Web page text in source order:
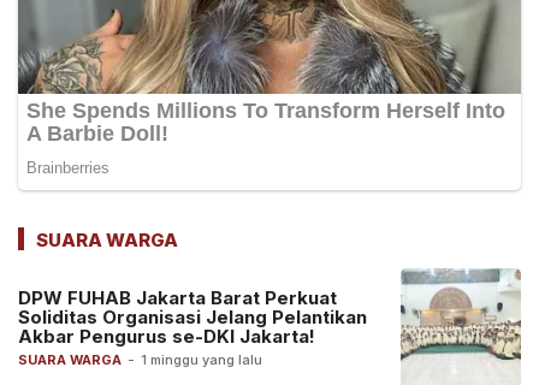
SUARA WARGA
SUARA WARGA - 1 minggu yang lalu
DPW FUHAB Jakarta Barat Perkuat
Soliditas Organisasi Jelang Pelantikan
Akbar Pengurus se-DKI Jakarta!